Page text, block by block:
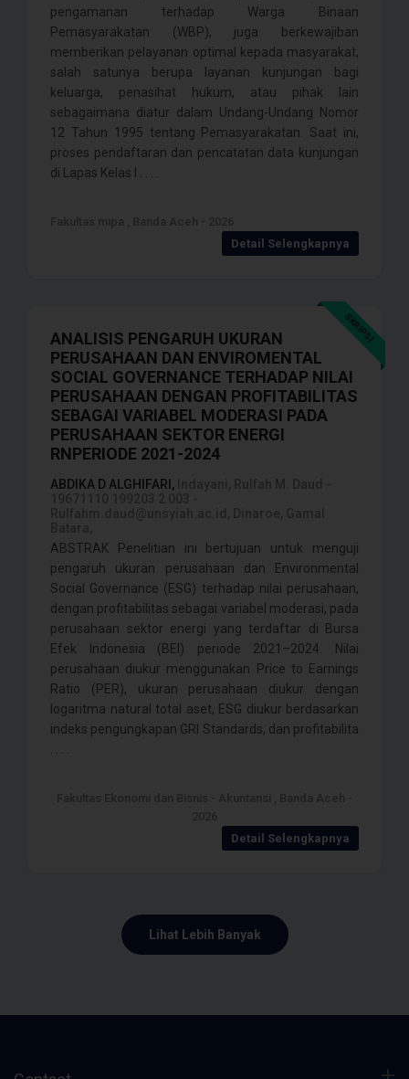
pengamanan terhadap Warga Binaan
Pemasyarakatan (WBP), juga berkewajiban
memberikan pelayanan optimal kepada masyarakat,
salah satunya berupa layanan kunjungan bagi
keluarga, penasihat hukum, atau pihak lain
sebagaimana diatur dalam Undang-Undang Nomor
12 Tahun 1995 tentang Pemasyarakatan. Saat ini,
proses pendaftaran dan pencatatan data kunjungan
di Lapas Kelas I . . . .
Detail Selengkapnya
SKRIPSI
ANALISIS PENGARUH UKURAN
PERUSAHAAN DAN ENVIROMENTAL
SOCIAL GOVERNANCE TERHADAP NILAI
PERUSAHAAN DENGAN PROFITABILITAS
SEBAGAI VARIABEL MODERASI PADA
PERUSAHAAN SEKTOR ENERGI
RNPERIODE 2021-2024
ABDIKA D ALGHIFARI,
ABSTRAK Penelitian ini bertujuan untuk menguji
pengaruh ukuran perusahaan dan Environmental
Social Governance (ESG) terhadap nilai perusahaan,
dengan profitabilitas sebagai variabel moderasi, pada
perusahaan sektor energi yang terdaftar di Bursa
Efek Indonesia (BEI) periode 2021–2024. Nilai
perusahaan diukur menggunakan Price to Earnings
Ratio (PER), ukuran perusahaan diukur dengan
logaritma natural total aset, ESG diukur berdasarkan
indeks pengungkapan GRI Standards, dan profitabilita
Detail Selengkapnya
Lihat Lebih Banyak